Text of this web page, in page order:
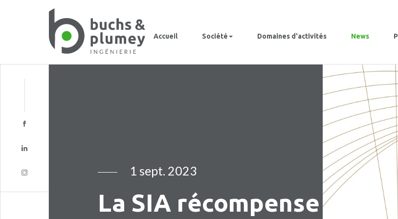
Accueil Société Domaines d'activités News
1 sept. 2023
La SIA récompense